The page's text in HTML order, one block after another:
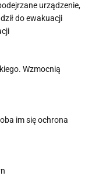
urządzenie,
do ewakuacji
Wzmocnią
im się ochrona